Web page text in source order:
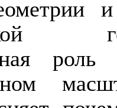
роль